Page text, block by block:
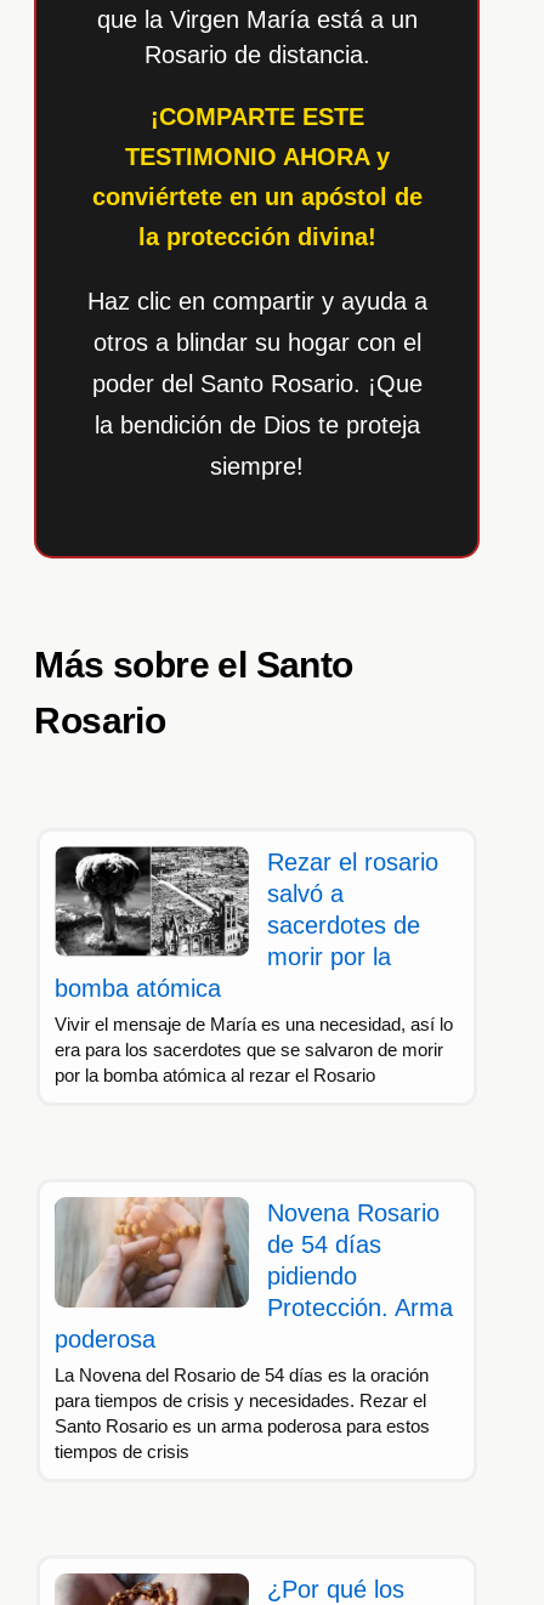
que la Virgen María está a un
Rosario de distancia.
¡COMPARTE ESTE
TESTIMONIO AHORA y
conviértete en un apóstol de
la protección divina!
Haz clic en compartir y ayuda a
otros a blindar su hogar con el
poder del Santo Rosario. ¡Que
la bendición de Dios te proteja
siempre!
Más sobre el Santo
Rosario
Rezar el rosario
salvó a
sacerdotes de
morir por la
bomba atómica
Vivir el mensaje de María es una necesidad, así lo
era para los sacerdotes que se salvaron de morir
por la bomba atómica al rezar el Rosario
Novena Rosario
de 54 días
pidiendo
Protección. Arma
poderosa
La Novena del Rosario de 54 días es la oración
para tiempos de crisis y necesidades. Rezar el
Santo Rosario es un arma poderosa para estos
tiempos de crisis
¿Por qué los